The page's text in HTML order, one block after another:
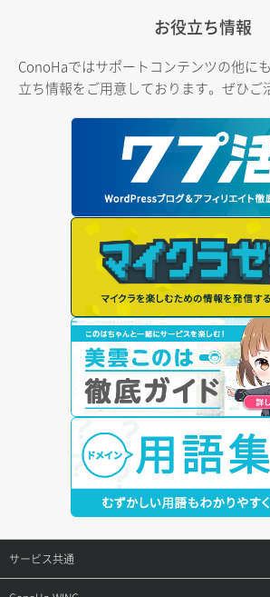
お役立ち情報
ConoHaではサポートコンテンツの他に
立ち情報をご用意しております。ぜひご
サービス共通